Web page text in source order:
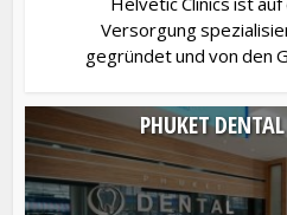
Versorgung
gegründet und von den
PHUKET